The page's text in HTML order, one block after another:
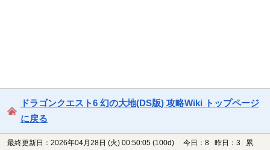
ドラゴンクエスト6 幻の大地(DS版) 攻略Wiki トップページ
に戻る
最終更新日：2026年04月28日 (火) 00:50:05 (100d)
今日：8 昨日：3 累